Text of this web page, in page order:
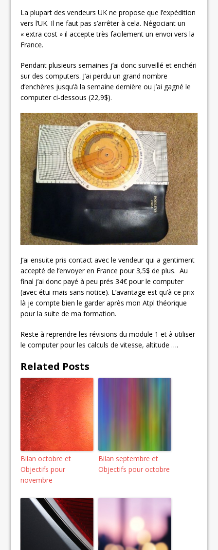
La plupart des vendeurs UK ne propose que l’expédition
vers l’UK. Il ne faut pas s’arrêter à cela. Négociant un
« extra cost » il accepte très facilement un envoi vers la
France.
Pendant plusieurs semaines j’ai donc surveillé et enchéri
sur des computers. J’ai perdu un grand nombre
d’enchères jusqu’à la semaine dernière ou j’ai gagné le
computer ci-dessous (22,9$).
J’ai ensuite pris contact avec le vendeur qui a gentiment
accepté de l’envoyer en France pour 3,5$ de plus. Au
final j’ai donc payé à peu prés 34€ pour le computer
(avec étui mais sans notice). L’avantage est qu’à ce prix
là je compte bien le garder après mon Atpl théorique
pour la suite de ma formation.
Reste à reprendre les révisions du module 1 et à utiliser
le computer pour les calculs de vitesse, altitude ….
Related Posts
Bilan octobre et
Objectifs pour
novembre
Bilan septembre et
Objectifs pour octobre